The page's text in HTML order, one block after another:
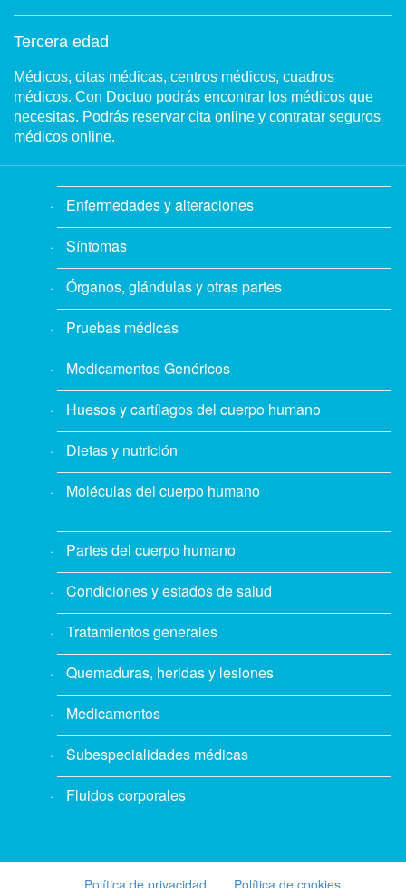
Tercera edad
Médicos, citas médicas, centros médicos, cuadros
médicos. Con Doctuo podrás encontrar los médicos que
necesitas. Podrás reservar cita online y contratar seguros
médicos online.
Enfermedades y alteraciones
Síntomas
Órganos, glándulas y otras partes
Pruebas médicas
Medicamentos Genéricos
Huesos y cartílagos del cuerpo humano
Dietas y nutrición
Moléculas del cuerpo humano
Partes del cuerpo humano
Condiciones y estados de salud
Tratamientos generales
Quemaduras, heridas y lesiones
Medicamentos
Subespecialidades médicas
Fluidos corporales
Política de privacidad Política de cookies